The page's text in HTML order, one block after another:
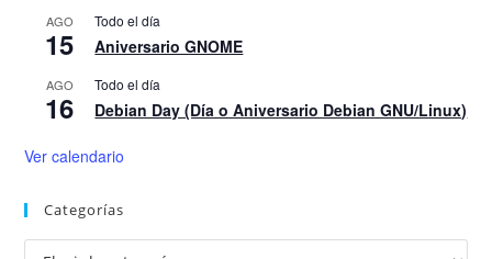
AGO
15
Todo el día
Aniversario GNOME
AGO
16
Todo el día
Debian Day (Día o Aniversario Debian GNU/Linux)
Ver calendario
Categorías
Categorías